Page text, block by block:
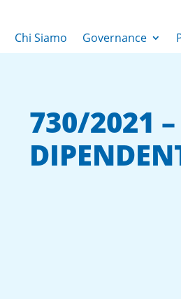
Chi Siamo Governance
730/2021 –